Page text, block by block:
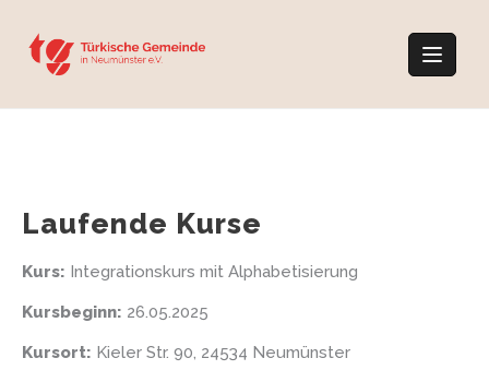
content
Laufende Kurse
Kurs: Integrationskurs mit Alphabetisierung
Kursbeginn: 26.05.2025
Kursort: Kieler Str. 90, 24534 Neumünster